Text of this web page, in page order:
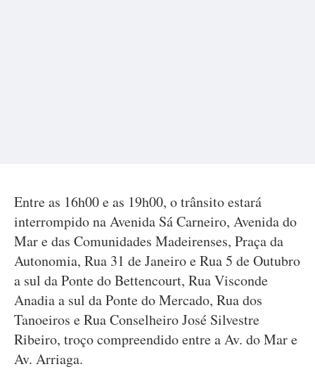
Entre as 16h00 e as 19h00, o trânsito estará
interrompido na Avenida Sá Carneiro, Avenida do
Mar e das Comunidades Madeirenses, Praça da
Autonomia, Rua 31 de Janeiro e Rua 5 de Outubro
a sul da Ponte do Bettencourt, Rua Visconde
Anadia a sul da Ponte do Mercado, Rua dos
Tanoeiros e Rua Conselheiro José Silvestre
Ribeiro, troço compreendido entre a Av. do Mar e
Av. Arriaga.